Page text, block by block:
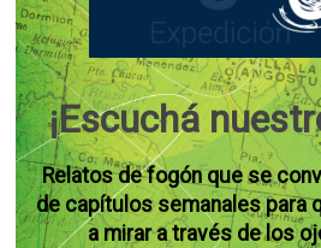
¡Escuchá
Relatos de fogón que se
de capítulos semanales para
a mirar a través de los